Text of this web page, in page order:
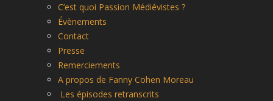
C’est quoi Passion Médiévistes ?
Évènements
Contact
Presse
Remerciements
A propos de Fanny Cohen Moreau
Les épisodes retranscrits